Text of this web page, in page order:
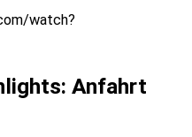
watch?
Anfahrt